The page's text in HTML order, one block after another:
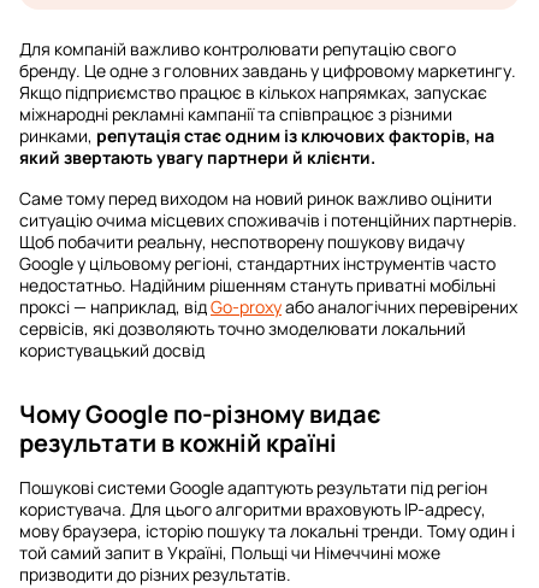
Чому Google по-різному видає результати в кожній
країні
Типи регіональних обмежень, що впливають на
моніторинг
проблему
Висновки
Для компаній важливо контролювати репутацію свого
бренду. Це одне з головних завдань у цифровому маркетингу.
Якщо підприємство працює в кількох напрямках, запускає
міжнародні рекламні кампанії та співпрацює з різними
ринками, репутація стає одним із ключових факторів, на
який звертають увагу партнери й клієнти.
Саме тому перед виходом на новий ринок важливо оцінити
ситуацію очима місцевих споживачів і потенційних партнерів.
Щоб побачити реальну, неспотворену пошукову видачу
Google у цільовому регіоні, стандартних інструментів часто
недостатньо. Надійним рішенням стануть приватні мобільні
проксі — наприклад, відGo-proxyабо аналогічних перевірених
сервісів, які дозволяють точно змоделювати локальний
користувацький досвід
Чому Google по-різному видає
результати в кожній країні
Пошукові системи Google адаптують результати під регіон
користувача. Для цього алгоритми враховують IP-адресу,
мову браузера, історію пошуку та локальні тренди. Тому один і
той самий запит в Україні, Польщі чи Німеччині може
призводити до різних результатів.